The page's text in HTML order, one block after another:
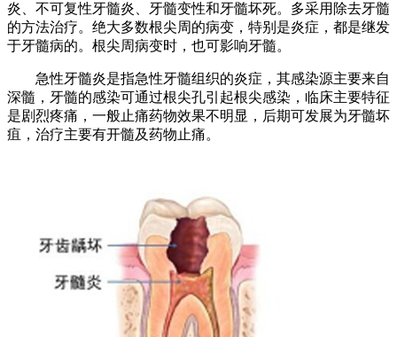
炎、不可复性牙髓炎、牙髓变性和牙髓坏死。多采用除去牙髓
的方法治疗。绝大多数根尖周的病变，特别是炎症，都是继发
于牙髓病的。根尖周病变时，也可影响牙髓。
急性牙髓炎是指急性牙髓组织的炎症，其感染源主要来自
深髓，牙髓的感染可通过根尖孔引起根尖感染，临床主要特征
是剧烈疼痛，一般止痛药物效果不明显，后期可发展为牙髓坏
疽，治疗主要有开髓及药物止痛。